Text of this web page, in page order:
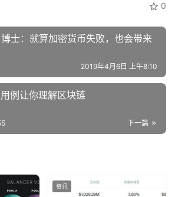
0
士：就算加密货币失败，也会带来
2019年4月6日 上午8:10
例让你理解区块链
下一篇
资讯